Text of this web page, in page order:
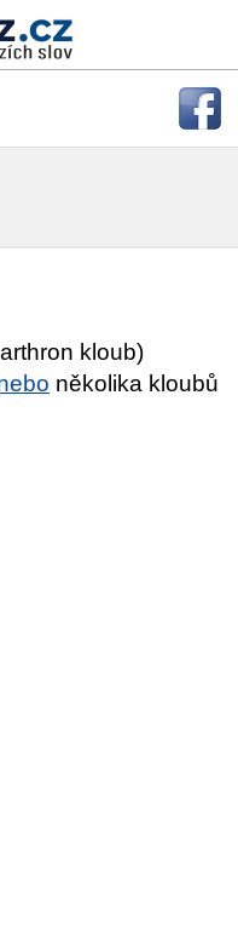
kloub)
několika kloubů